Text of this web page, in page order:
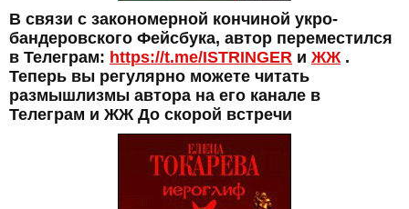
В связи с закономерной кончиной укро-
бандеровского Фейсбука, автор переместился
в Телеграм: https://t.me/ISTRINGER и ЖЖ.
Теперь вы регулярно можете читать
размышлизмы автора на его канале в
Телеграм и ЖЖ До скорой встречи